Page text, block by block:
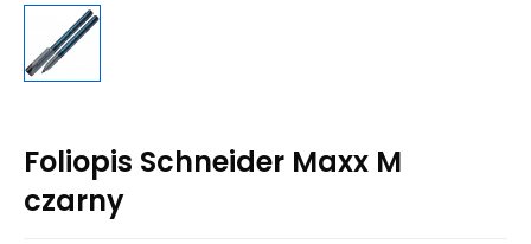
Foliopis Schneider Maxx M
czarny